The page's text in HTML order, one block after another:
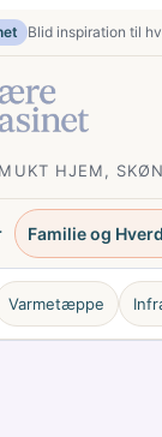
Blid inspiration til
HJEM,
Familie og
Varmetæppe